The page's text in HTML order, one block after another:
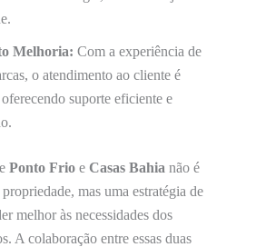
Melhoria: Com a experiência de
o atendimento ao cliente é
suporte eficiente e
Ponto Frio e Casas Bahia não é
mas uma estratégia de
melhor às necessidades dos
A colaboração entre essas duas